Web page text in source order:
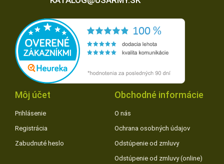
Môj účet
Prihlásenie
Registrácia
Zabudnuté heslo
Obchodné informácie
O nás
Ochrana osobných údajov
Odstúpenie od zmluvy
Odstúpenie od zmluvy (online)